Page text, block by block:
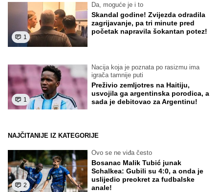
1
Da, moguće je i to
Skandal godine! Zvijezda odradila
zagrijavanje, pa tri minute pred
početak napravila šokantan potez!
1
Nacija koja je poznata po rasizmu ima
igrača tamnije puti
Preživio zemljotres na Haitiju,
usvojila ga argentinska porodica, a
sada je debitovao za Argentinu!
NAJČITANIJE IZ KATEGORIJE
2
Ovo se ne viđa često
Bosanac Malik Tubić junak
Schalkea: Gubili su 4:0, a onda je
uslijedio preokret za fudbalske
anale!